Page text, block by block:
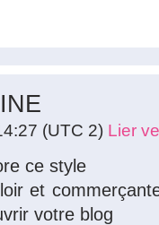
(UTC 2) Lier
ce style
et
votre blog